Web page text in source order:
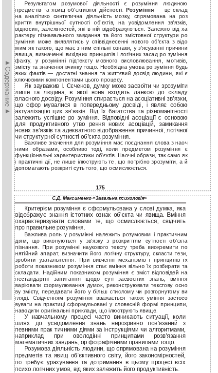
►Содержание►
Результатом розумової діяльності є розуміння людиною
предметів та явищ об’єктивної дійсності. Розуміння— це склад
на аналітико синтетична діяльність мозку, спрямована на роз
криття внутрішньої сутності об’єктів, на усвідомлення зв’язків,
відносин, залежностей, які в ній відображуються. Залежно від ха
рактеру пізнавального завдання та його змістовної структури ро
зуміння може виявлятись у співвіднесенні нового об’єкта з відо
мим як такого, що має з ним спільні ознаки, у з’ясуванні причини
явища, визначенні вихідних принципів і логічних засад ро зуміння
факту, у розумінні підтексту мовного висловлювання, мотивів,
змісту та значення вчинку тощо. Необхідна умова ро зуміння будь
яких фактів — достатні знання та життєвий досвід людини, які є
ключовими компонентами цього процесу.
Як зауважив І. Сєченов, думку може засвоїти чи зрозуміти
лише та людина, в якої вона входить ланкою до складу
власного досвіду. Розуміння спирається на асоціативні зв’язки,
що сфор мувалися в попередньому досвіді, і являє собою
актуалізацію цих зв’язків. Від їх багатства та різноманітності
залежить успішне ро зуміння. Відповідні асоціації є основою
для продуктивного утво рення нових асоціацій, замикання
нових зв’язків та адекватного відображення причинної, логічної
чи структурної сутності об’єкта розуміння.
Важливе значення для розуміння має поєднання слова з наоч
ними образами, особливо тоді, коли предметом розуміння є
функціональні характеристики об’єктів. Наочні образи, так само як
і практичні дії, не лише ілюструють те, що потрібно зрозуміти, а й
допомагають розкриті суть того, що осмислюється.
175
С.Д. Максименко «Загальна психологія»
Критерієм розуміння є сформульована у слові думка, яка
відображує знання істотних ознак об’єкта чи явища. Вміння
охарактеризувати словами те, що осмислюється, свідчить
про правильне розуміння.
Важлива роль у розумінні належить розумовим і практичним
діям, що виконуються у зв’язку з розкриттям сутності об’єкта
пізнання. При розумінні наукового тексту треба виокремити по
нятійний апарат, визначити його логічну структуру, скласти тези,
зробити узагальнення. При вивченні механізмів і принципів їх
роботи показником розуміння стає вміння вільно їх розбирати та
складати. Надійним показником розуміння є зміст відповідей на
нестандартні запитання щодо суті засвоєних знань, вміння
варіювати формулювання думок, реконструювати текстову осно
ву змісту, передавати його у більш стислому чи розгорнутому ви
гляді. Свідченням розуміння вважається також уміння застосо
вувати на практиці сформульовані у словесній формі принципи,
наводити оригінальні приклади, що ілюструють явище.
У навчальному процесі часто виникають ситуації, коли
шлях до усвідомлення знань нерозривно пов’язаний з
певними прак тичними діями за інструкціями чи алгоритмами,
наприклад при оволодінні принципами розв’язання
математичних завдань, ор фографічними правилами тощо.
Розумова діяльність людини, що спрямована на розуміння
предметів та явищ об’єктивного світу, його закономірностей,
по требує урахування та дотримання в цьому процесі всіх
психо логічних умов, від яких залежить його продуктивність.